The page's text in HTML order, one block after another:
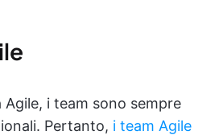
i team sono sempre
Pertanto, i team Agile